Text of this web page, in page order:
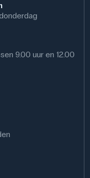
9.00 uur en 12.00